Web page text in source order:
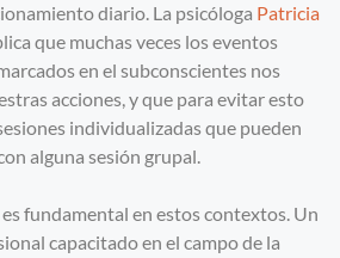
diario. La psicóloga Patricia
que muchas veces los eventos
en el subconscientes nos
acciones, y que para evitar esto
individualizadas que pueden
alguna sesión grupal.
fundamental en estos contextos. Un
capacitado en el campo de la